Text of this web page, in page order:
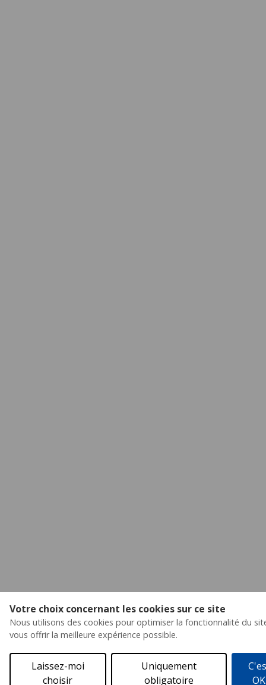
Votre choix concernant les cookies sur ce site
Nous utilisons des cookies pour optimiser la fonctionnalité du
vous offrir la meilleure expérience possible.
OK
Uniquement
obligatoire
Laissez-moi
choisir